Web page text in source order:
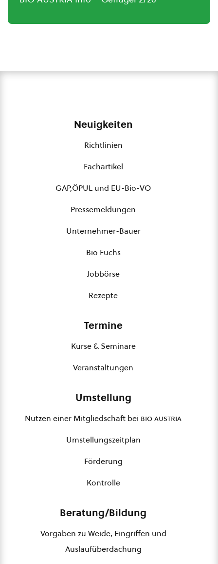
Neuigkeiten
Richtlinien
Fachartikel
GAP,ÖPUL und EU-Bio-VO
Pressemeldungen
Unternehmer-Bauer
Bio Fuchs
Jobbörse
Rezepte
Termine
Kurse & Seminare
Veranstaltungen
Umstellung
Nutzen einer Mitgliedschaft bei bio austria
Umstellungszeitplan
Förderung
Kontrolle
Beratung/Bildung
Vorgaben zu Weide, Eingriffen und
Auslaufüberdachung